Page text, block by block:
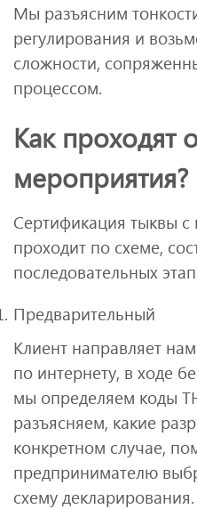
Мы разъясним
регулирования и
сложности,
процессом.
Как проходят
мероприятия?
Сертификация тыквы
проходит по схеме,
последовательных
Предварительный
Клиент направляет
по интернету, в ходе
мы определяем коды
разъясняем, какие
конкретном случае,
предпринимателю
схему